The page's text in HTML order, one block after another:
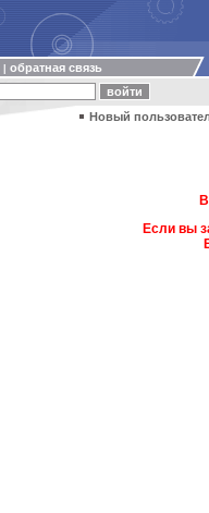
обратная связь
Новый
Если вы